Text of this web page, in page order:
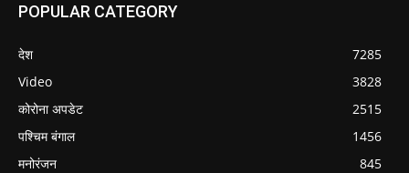
POPULAR CATEGORY
देश
7285
Video
3828
कोरोना अपडेट
2515
पश्चिम बंगाल
1456
मनोरंजन
845